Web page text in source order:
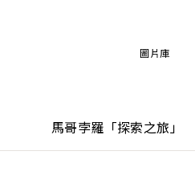
圖片庫
馬哥孛羅「探索之旅」